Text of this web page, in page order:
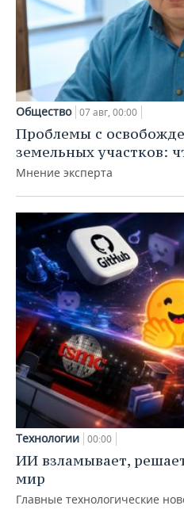
Общество 07 авг, 00:00
Проблемы с
земельных участков:
Мнение эксперта
Технологии 00:00
ИИ взламывает,
мир
Главные технологические